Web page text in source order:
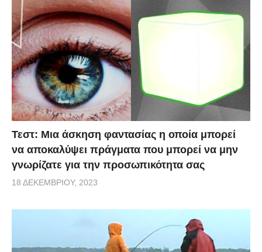
Τεστ: Μια άσκηση φαντασίας η οποία μπορεί
να αποκαλύψει πράγματα που μπορεί να μην
γνωρίζατε για την προσωπικότητα σας
18 ΔΕΚΕΜΒΡΊΟΥ, 2023